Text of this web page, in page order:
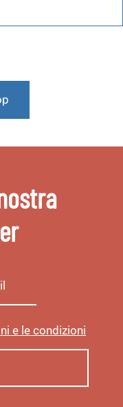
e le condizioni